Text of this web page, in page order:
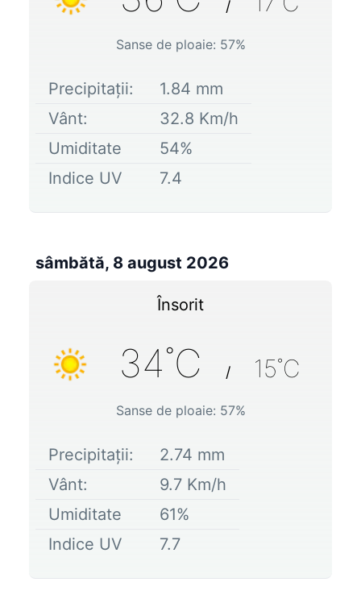
/
Sanse de ploaie: 57%
Precipitații: 1.84 mm
Vânt:
32.8 Km/h
Umiditate
54%
Indice UV
7.4
sâmbătă, 8 august 2026
Însorit
34˚C / 15˚C
Sanse de ploaie: 57%
Precipitații: 2.74 mm
Vânt:
9.7 Km/h
Umiditate
61%
Indice UV
7.7